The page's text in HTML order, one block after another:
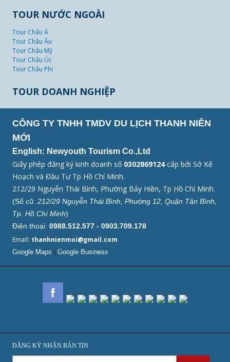
TOUR NƯỚC NGOÀI
Tour Châu Á
Tour Châu Âu
Tour Châu Mỹ
Tour Châu Úc
Tour Châu Phi
TOUR DOANH NGHIỆP
CÔNG TY TNHH TMDV DU LỊCH THANH NIÊN
MỚI
English: Newyouth Tourism Co.,Ltd
Giấy phép đăng ký kinh doanh số 0302869124cấp bởi Sở Kế
Hoạch và Đầu Tư Tp Hồ Chí Minh.
212/29 Nguyễn Thái Bình, Phường Bảy Hiền, Tp Hồ Chí Minh.
(Số cũ: 212/29 Nguyễn Thái Bình, Phường 12, Quận Tân Bình,
Tp. Hồ Chí Minh)
Điện thoại: 0988.512.577 - 0903.709.178
Email: thanhnienmoi@gmail.com
Google Maps Google Business
ĐĂNG KÝ NHẬN BẢN TIN